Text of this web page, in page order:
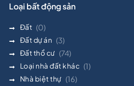
Loại bất động sản
Đất (0)
Đất dự án (3)
Đất thổ cư (74)
Loại nhà đất khác (1)
Nhà biệt thự (16)